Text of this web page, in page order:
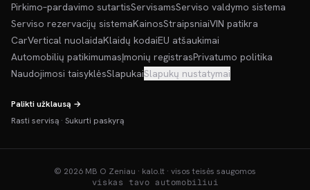
Pirkimo–pardavimo sutartisServisamsServiso valdymo sistema
Serviso rezervacijų sistemaKainosStraipsniaiVIN patikra
CarVertical nuolaidaKlaidų kodaiEU atšaukimai
Automobilių patikimumasĮmonių registrasPrivatumo politika
Naudojimosi taisyklėsSlapukaiSlapukų nustatymai
Palikti užklausą →
Rasti servisą · Sukurti paskyrą
© 2026 MB O Zeniau · kalo.lt · visos teisės saugomos
viskas tavo automobiliui